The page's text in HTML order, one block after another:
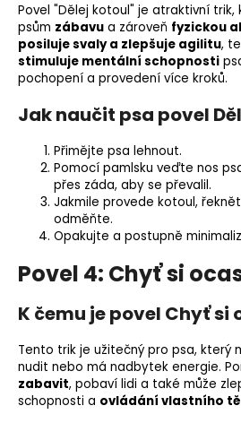
Povel "Dělej kotoul" je atraktivní trik,
psům zábavu a zároveň fyzickou
posiluje svaly a zlepšuje agilitu,
stimuluje mentální schopnosti
pochopení a provedení více kroků.
Jak naučit psa povel
Přimějte psa lehnout.
Pomocí pamlsku veďte nos
přes záda, aby se převalil.
Jakmile provede kotoul,
odměňte.
Opakujte a postupně
Povel 4: Chyť si
K čemu je povel Chyť si
Tento trik je užitečný pro psa, který
nudit nebo má nadbytek energie.
zabavit, pobaví lidi a také může
schopnosti a ovládání vlastního